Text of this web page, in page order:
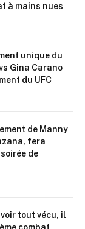
à mains nues
unique du
Gina Carano
du UFC
de Manny
fera
de
tout vécu, il
combat